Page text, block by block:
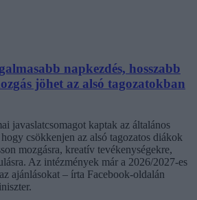
napkezdés, hosszabb
jöhet az alsó tagozatokban
javaslatcsomagot kaptak az általános
csökkenjen az alsó tagozatos diákok
mozgásra, kreatív tevékenységekre,
Az intézmények már a 2026/2027-es
ajánlásokat – írta Facebook-oldalán